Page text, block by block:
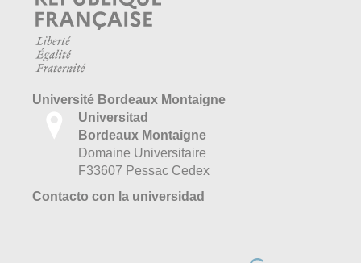
Université Bordeaux Montaigne
Universitad
Bordeaux Montaigne
Domaine Universitaire
F33607 Pessac Cedex
Contacto con la universidad